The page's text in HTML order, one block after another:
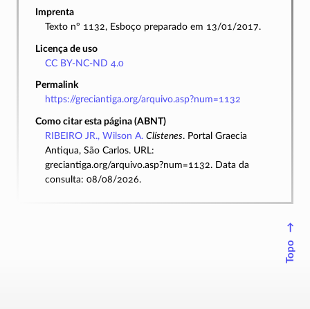
Imprenta
Texto nº 1132, Esboço preparado em 13/01/2017.
Licença de uso
CC BY-NC-ND 4.0
Permalink
https://greciantiga.org/arquivo.asp?num=1132
Como citar esta página (ABNT)
RIBEIRO JR., Wilson A. Clístenes. Portal Graecia
Antiqua, São Carlos. URL:
greciantiga.org/arquivo.asp?num=1132. Data da
consulta: 08/08/2026.
↑
Topo